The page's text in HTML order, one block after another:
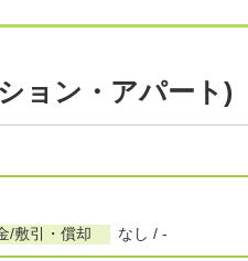
ョン・アパート)
/敷引・償却 なし / -